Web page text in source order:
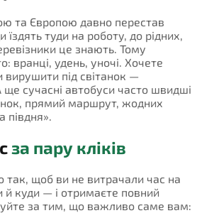
та Європою давно перестав
туди на роботу, до рідних,
це знають. Тому
вранці, удень, уночі. Хочете
вирушити під світанок —
ще сучасні автобуси часто швидші
прямий маршрут, жодних
півдня».
за пару кліків
щоб ви не витрачали час на
й куди — і отримаєте повний
за тим, що важливо саме вам: